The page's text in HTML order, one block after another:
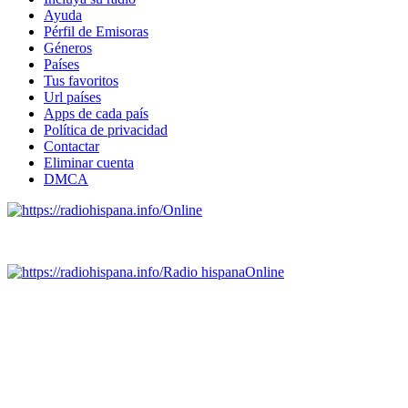
Ayuda
Pérfil de Emisoras
Géneros
Países
Tus favoritos
Url países
Apps de cada país
Política de privacidad
Contactar
Eliminar cuenta
DMCA
Online
Radio hispanaOnline